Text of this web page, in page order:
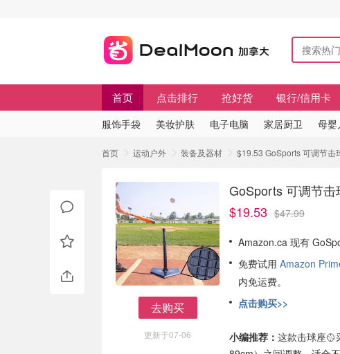
首页 点击排行 抢好货 银行/信用卡
服饰手袋 美妆护肤 电子电脑 家居厨卫 母婴
首页 运动户外 装备及器材 $19.53 GoSports 可调节击
去购买
更新于07-06
GoSports 可调节
$19.53 $47.99
Amazon.ca 现有
免费试用 Amazon
内免运费。
点击购买>>
小编推荐： 这款击球座🥎